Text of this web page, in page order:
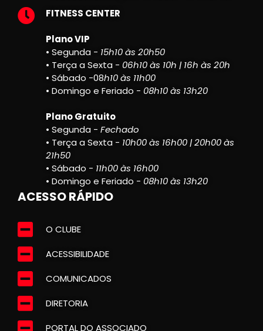
FITNESS CENTER
Plano VIP
• Segunda - 15h10 às 20h50
• Terça a Sexta - 06h10 às 10h | 16h às 20h
• Sábado -08h10 às 11h00
• Domingo e Feriado - 08h10 às 13h20
Plano Gratuito
• Segunda - Fechado
• Terça a Sexta - 10h00 às 16h00 | 20h00 às
21h50
• Sábado - 11h00 às 16h00
• Domingo e Feriado - 08h10 às 13h20
ACESSO RÁPIDO
O CLUBE
ACESSIBILIDADE
COMUNICADOS
DIRETORIA
PORTAL DO ASSOCIADO